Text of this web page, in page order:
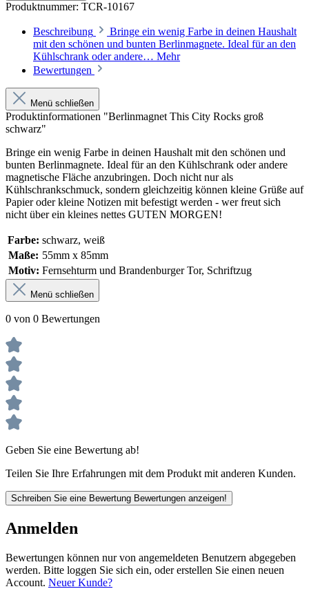
Produktnummer: TCR-10167
Beschreibung
Bringe ein wenig Farbe in deinen Haushalt
mit den schönen und bunten Berlinmagnete. Ideal für an den
Kühlschrank oder andere… Mehr
Bewertungen
Menü schließen
Produktinformationen "Berlinmagnet This City Rocks groß
schwarz"
Bringe ein wenig Farbe in deinen Haushalt mit den schönen und
bunten Berlinmagnete. Ideal für an den Kühlschrank oder andere
magnetische Fläche anzubringen. Doch nicht nur als
Kühlschrankschmuck, sondern gleichzeitig können kleine Grüße auf
Papier oder kleine Notizen mit befestigt werden - wer freut sich
nicht über ein kleines nettes GUTEN MORGEN!
Farbe: schwarz, weiß
Maße: 55mm x 85mm
Motiv: Fernsehturm und Brandenburger Tor, Schriftzug
Menü schließen
0 von 0 Bewertungen
Geben Sie eine Bewertung ab!
Teilen Sie Ihre Erfahrungen mit dem Produkt mit anderen Kunden.
Schreiben Sie eine Bewertung Bewertungen anzeigen!
Anmelden
Bewertungen können nur von angemeldeten Benutzern abgegeben
werden. Bitte loggen Sie sich ein, oder erstellen Sie einen neuen
Account. Neuer Kunde?